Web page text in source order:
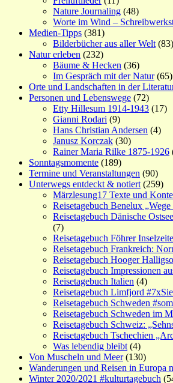
Nature Journaling (48)
Worte im Wind –
Medien-Tipps (381)
Bilderbücher aus aller Welt (83)
Natur erleben (232)
Bäume & Hecken (36)
Im Gespräch mit der Natur(65)
Orte und Landschaften in der
Personen und Lebenswege (72)
Etty Hillesum 1914-1943 (17)
Gianni Rodari (9)
Hans Christian Andersen (4)
Janusz Korczak (30)
Rainer Maria Rilke 1875-1926
Sonntagsmomente (189)
Termine und Veranstaltungen (90)
Unterwegs entdeckt & notiert (259)
Märzlesung17 Texte und
Reisetagebuch Benelux
Reisetagebuch Dänische
(7)
Reisetagebuch Föhrer
Reisetagebuch Frankreich:
Reisetagebuch Hooger
Reisetagebuch Impressionen
Reisetagebuch Italien (4)
Reisetagebuch Limfjord
Reisetagebuch Schweden
Reisetagebuch Schweden im
Reisetagebuch Schweiz:
Reisetagebuch Tschechien
Was lebendig bleibt (4)
Von Muscheln und Meer(130)
Wanderungen und Reisen in Europa
Winter 2020/2021 #kulturtagebuch